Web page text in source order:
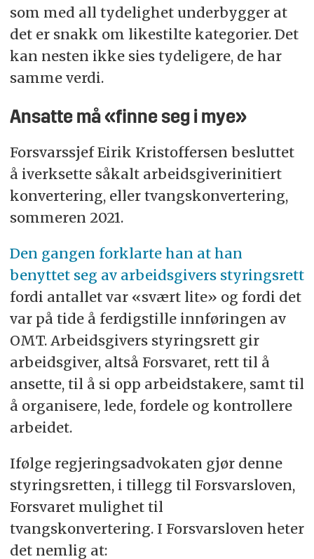
som med all tydelighet underbygger at
det er snakk om likestilte kategorier. Det
kan nesten ikke sies tydeligere, de har
samme verdi.
Ansatte må «finne seg i mye»
Forsvarssjef Eirik Kristoffersen besluttet
å iverksette såkalt arbeidsgiverinitiert
konvertering, eller tvangskonvertering,
sommeren 2021.
Den gangen forklarte han at han
benyttet seg av arbeidsgivers styringsrett
fordi antallet var «svært lite» og fordi det
var på tide å ferdigstille innføringen av
OMT. Arbeidsgivers styringsrett gir
arbeidsgiver, altså Forsvaret, rett til å
ansette, til å si opp arbeidstakere, samt til
å organisere, lede, fordele og kontrollere
arbeidet.
Ifølge regjeringsadvokaten gjør denne
styringsretten, i tillegg til Forsvarsloven,
Forsvaret mulighet til
tvangskonvertering. I Forsvarsloven heter
det nemlig at: